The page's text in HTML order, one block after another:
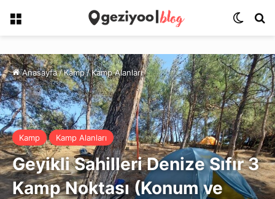
Menü Dış
Anasayfa/Kamp/Kamp Alanları
Kamp Kamp Alanları
Geyikli Sahilleri Denize Sıfır 3
Kamp Noktası (Konum ve